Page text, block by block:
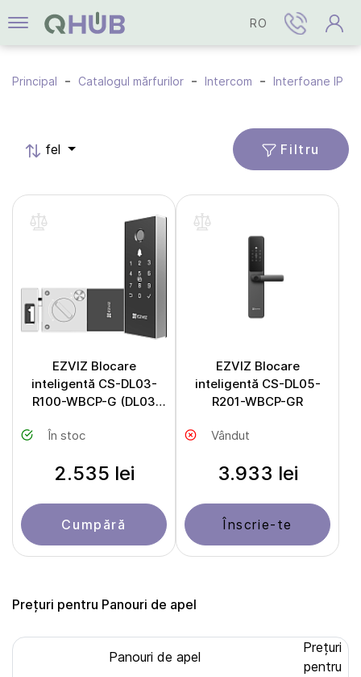
RO
Principal Catalogul mărfurilor Intercom Interfoane IP
fel Filtru
EZVIZ Blocare
inteligentă CS-DL03-
R100-WBCP-G (DL03
În stoc
2.535 lei
Cumpără
EZVIZ Blocare
inteligentă CS-DL05-
R201-WBCP-GR
Vândut
3.933 lei
Înscrie-te
Prețuri pentru Panouri de apel
Panouri de apel
Prețuri
pentru